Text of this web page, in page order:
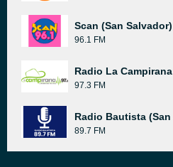
Scan (San Salvador)
96.1 FM
Radio La
97.3 FM
Radio Bautista
89.7 FM